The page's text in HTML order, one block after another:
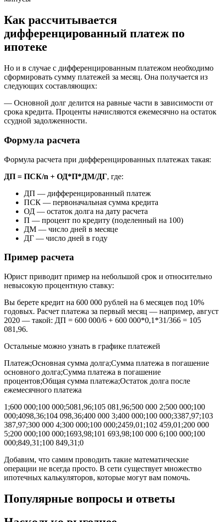
Как рассчитывается
дифференцированный платеж по
ипотеке
Но и в случае с дифференцированным платежом необходимо
сформировать сумму платежей за месяц. Она получается из
следующих составляющих:
— Основной долг делится на равные части в зависимости от
срока кредита. Проценты начисляются ежемесячно на остаток
ссудной задолженности.
Формула расчета
Формула расчета при дифференцированных платежах такая:
ДП = ПСК/n + ОД*П*ДМ/ДГ, где:
ДП — дифференцированный платеж
ПСК — первоначальная сумма кредита
ОД — остаток долга на дату расчета
П — процент по кредиту (поделенный на 100)
ДМ — число дней в месяце
ДГ — число дней в году
Пример расчета
Юрист приводит пример на небольшой срок и относительно
невысокую процентную ставку:
Вы берете кредит на 600 000 рублей на 6 месяцев под 10%
годовых. Расчет платежа за первый месяц — например, август
2020 — такой: ДП = 600 000/6 + 600 000*0,1*31/366 = 105
081,96.
Остальные можно узнать в графике платежей
Платеж;Основная сумма долга;Сумма платежа в погашение
основного долга;Сумма платежа в погашение
процентов;Общая сумма платежа;Остаток долга после
ежемесячного платежа
1;600 000;100 000;5081,96;105 081,96;500 000 2;500 000;100
000;4098,36;104 098,36;400 000 3;400 000;100 000;3387,97;103
387,97;300 000 4;300 000;100 000;2459,01;102 459,01;200 000
5;200 000;100 000;1693,98;101 693,98;100 000 6;100 000;100
000;849,31;100 849,31;0
Добавим, что самим проводить такие математические
операции не всегда просто. В сети существует множество
ипотечных калькуляторов, которые могут вам помочь.
Популярные вопросы и ответы